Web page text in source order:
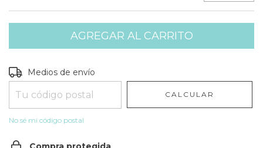
Entregas para el CP:
Medios de envío
CALCULAR
No sé mi código postal